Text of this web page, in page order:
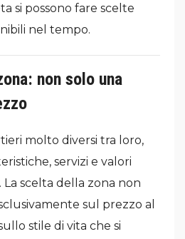
si possono fare scelte
nel tempo.
non solo una
molto diversi tra loro,
servizi e valori
La scelta della zona non
sul prezzo al
stile di vita che si